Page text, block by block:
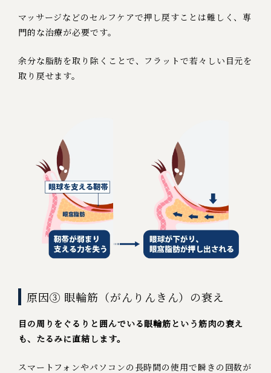
マッサージなどのセルフケアで押し戻すことは難しく、専
門的な治療が必要です。
余分な脂肪を取り除くことで、フラットで若々しい目元を
取り戻せます。
原因③ 眼輪筋（がんりんきん）の衰え
目の周りをぐるりと囲んでいる眼輪筋という筋肉の衰え
も、たるみに直結します。
スマートフォンやパソコンの長時間の使用で瞬きの回数が